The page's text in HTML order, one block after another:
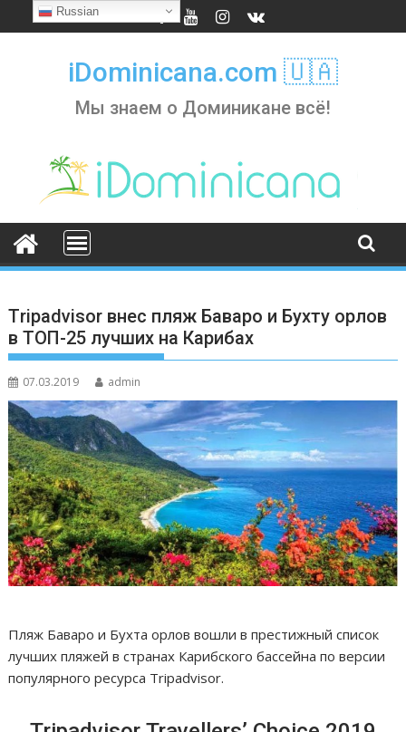
to
iDominicana.com 🇺🇦
Мы знаем о Доминикане всё!
Тripadvisor внес пляж Баваро и Бухту орлов
в ТОП-25 лучших на Карибах
07.03.2019 admin
Пляж Баваро и Бухта орлов вошли в престижный список
лучших пляжей в странах Карибского бассейна по версии
популярного ресурса Тripadvisor.
Russian